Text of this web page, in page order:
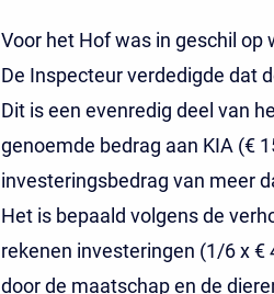
Voor het Hof was in geschil
De Inspecteur verdedigde dat
Dit is een evenredig deel van
genoemde bedrag aan KIA (€
investeringsbedrag van meer
Het is bepaald volgens de
rekenen investeringen (1/6 x €
door de maatschap en de